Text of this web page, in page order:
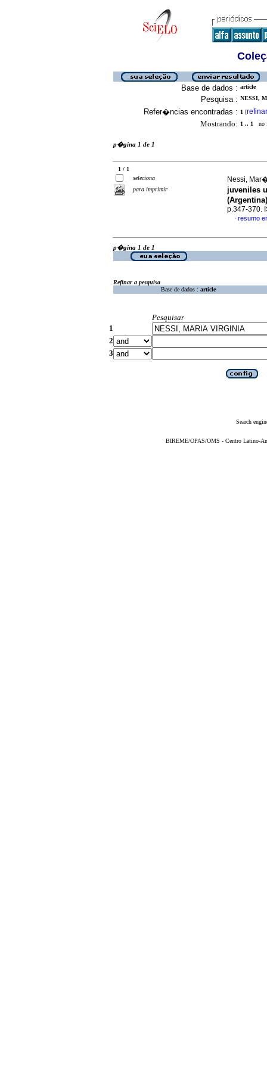
Base de dados : article
Pesquisa : NESSI,
Refer�ncias encontradas : 1 [refinar
Mostrando: 1 .. 1 no
p�gina 1 de 1
1 / 1
seleciona
para imprimir
Nessi,
juveniles
(Argentina)
p.347-370.
· resumo
p�gina 1 de 1
Refinar a pesquisa
Base de dados : article
Pesquisar
1
2
3
Search
BIREME/OPAS/OMS - Centro Latino-